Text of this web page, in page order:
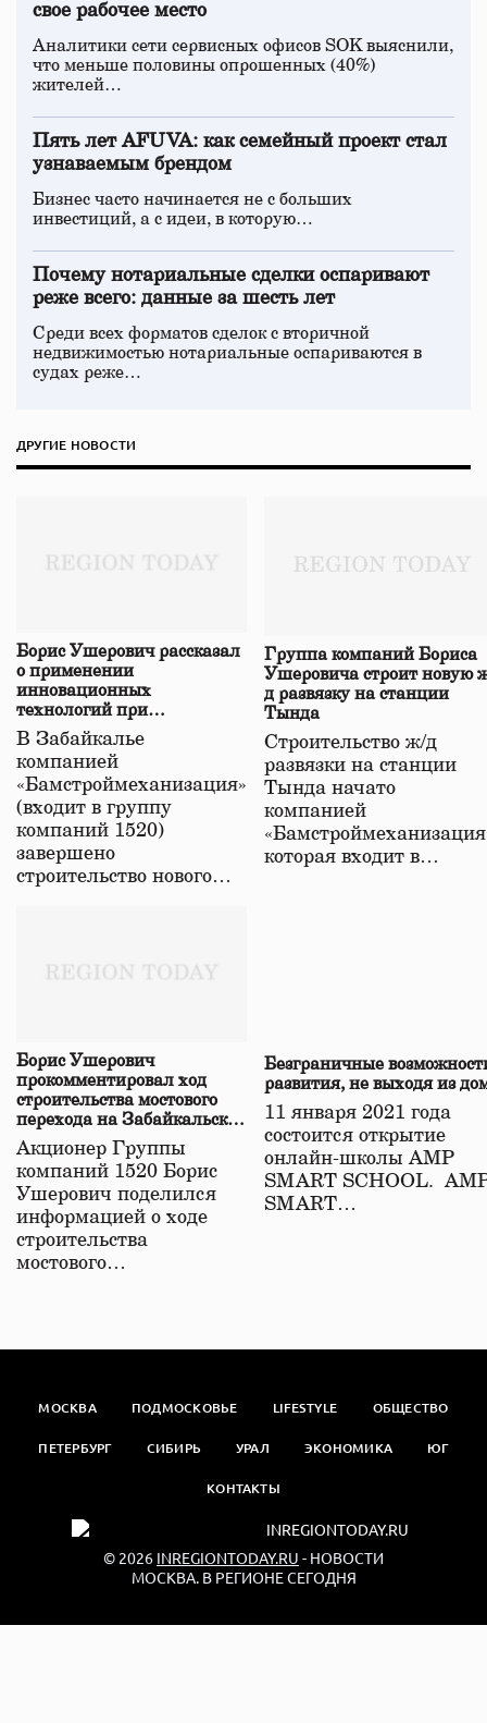
свое рабочее место
Аналитики сети сервисных офисов SOK выяснили,
что меньше половины опрошенных (40%)
жителей…
Пять лет AFUVA: как семейный проект стал
узнаваемым брендом
Бизнес часто начинается не с больших
инвестиций, а с идеи, в которую…
Почему нотариальные сделки оспаривают
реже всего: данные за шесть лет
Среди всех форматов сделок с вторичной
недвижимостью нотариальные оспариваются в
судах реже…
ДРУГИЕ НОВОСТИ
Борис Ушерович рассказал
о применении
инновационных
технологий при
строительстве нового моста
в Забайкалье
В Забайкалье
компанией
«Бамстроймеханизация»
(входит в группу
компаний 1520)
завершено
строительство нового…
Группа компаний Бориса
Ушеровича строит новую
д развязку на станции
Тында
Строительство ж/д
развязки на станции
Тында начато
компанией
которая входит в…
Борис Ушерович
прокомментировал ход
строительства мостового
перехода на Забайкальской
железной дороге
Акционер Группы
компаний 1520 Борис
Ушерович поделился
информацией о ходе
строительства
мостового…
Безграничные
развития, не выходя из
11 января 2021 года
состоится открытие
онлайн-школы АМР
SMART SCHOOL.
SMART…
МОСКВА ПОДМОСКОВЬЕ LIFESTYLE ОБЩЕСТВО
ПЕТЕРБУРГ СИБИРЬ УРАЛ ЭКОНОМИКА ЮГ
КОНТАКТЫ
© 2026 INREGIONTODAY.RU - НОВОСТИ
МОСКВА. В РЕГИОНЕ СЕГОДНЯ